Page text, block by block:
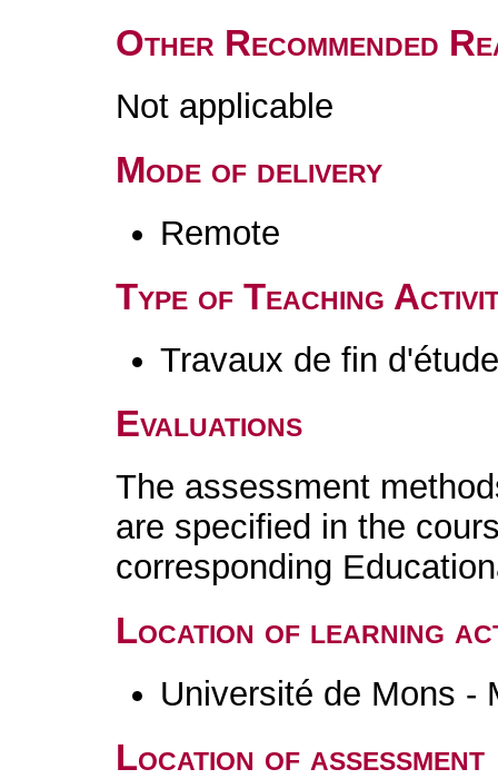
Other Recommended
Not applicable
Mode of delivery
Remote
Type of Teaching
Travaux de fin
Evaluations
The assessment
are specified in the
corresponding
Location of learning
Université de Mons -
Location of assessment